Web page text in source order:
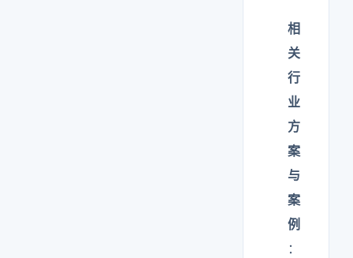
相
关
行
业
方
案
与
案
例
：